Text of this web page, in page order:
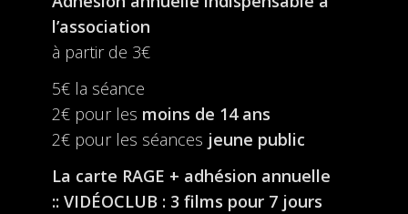
l’association
à partir de 3€
5€ la séance
2€ pour les moins de 14 ans
2€ pour les séances jeune public
La carte RAGE + adhésion annuelle
:: VIDÉOCLUB : 3 films pour 7 jours